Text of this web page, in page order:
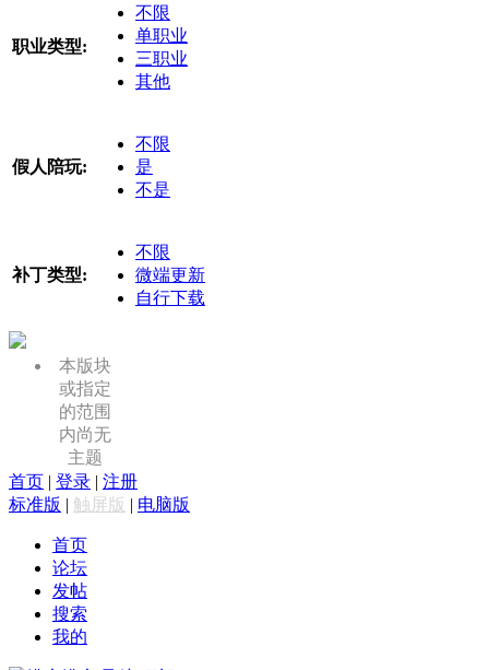
职业类型:
不限
单职业
三职业
其他
假人陪玩:
不限
是
不是
补丁类型:
不限
微端更新
自行下载
本版块
或指定
的范围
内尚无
主题
首页 | 登录 | 注册
标准版 | 触屏版 | 电脑版
首页
论坛
发帖
搜索
我的